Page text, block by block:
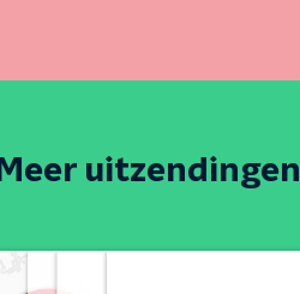
Meer uitzendingen